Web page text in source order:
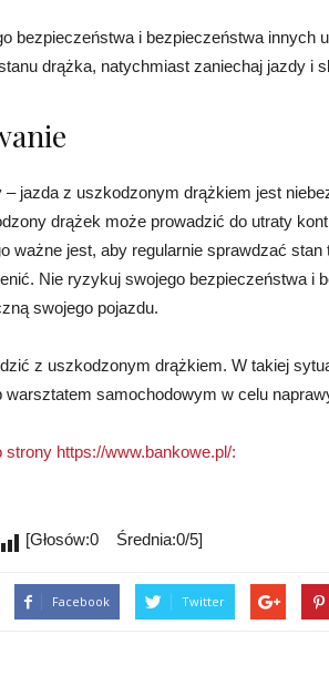
bezpieczeństwa i bezpieczeństwa innych
drążka, natychmiast zaniechaj jazdy i
– jazda z uszkodzonym drążkiem jest
drążek może prowadzić do utraty
ważne jest, aby regularnie sprawdzać
Nie ryzykuj swojego bezpieczeństwa i
swojego pojazdu.
z uszkodzonym drążkiem. W takiej
warsztatem samochodowym w celu
strony https://www.bankowe.pl/:
[Głosów:0 Średnia:0/5]
Facebook Twitter